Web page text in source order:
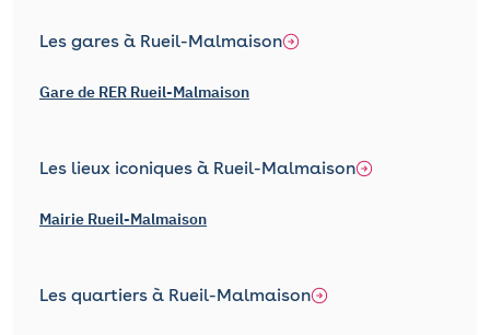
Les gares à Rueil-Malmaison
Gare de RER Rueil-Malmaison
Les lieux iconiques à Rueil-Malmaison
Mairie Rueil-Malmaison
Les quartiers à Rueil-Malmaison